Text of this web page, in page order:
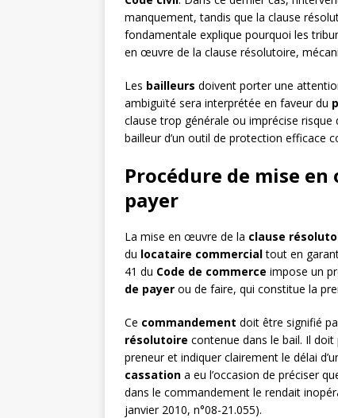
manquement, tandis que la clause
fondamentale explique pourquoi les
en œuvre de la clause résolutoire,
Les bailleurs doivent porter une
ambiguïté sera interprétée en faveur du
clause trop générale ou imprécise risque
bailleur d’un outil de protection efficace
Procédure de mise
payer
La mise en œuvre de la clause
du locataire commercialtout en
41 du Code de commerce impose un
de payer ou de faire, qui constitue la
Ce commandement doit être signifié
résolutoire contenue dans le bail. Il
preneur et indiquer clairement le délai
cassation a eu l’occasion de préciser
dans le commandement le rendait
janvier 2010, n°08-21.055).